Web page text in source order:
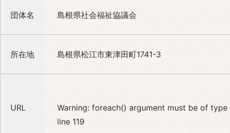
団体名 島根県社会福祉協議会
所在地 島根県松江市東津田町1741-3
URL Warning: foreach() argument must be of
line119